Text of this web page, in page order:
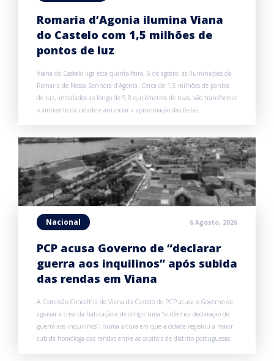
Romaria d’Agonia ilumina Viana
do Castelo com 1,5 milhões de
pontos de luz
Viana do Castelo liga esta quinta-feira, 6 de agosto, as iluminações da
Romaria de Nossa Senhora d’Agonia. Cerca de 1,5 milhões de pontos
de luz, instalados ao longo de 9,8 quilómetros de ruas, vão transformar
o ambiente da cidade e anunciar a aproximação das festas.
Nacional 6 Agosto, 2026
PCP acusa Governo de “declarar
guerra aos inquilinos” após subida
das rendas em Viana
A Comissão Concelhia de Viana do Castelo do PCP acusa o Governo de
agravar a crise da habitação e de dirigir uma “autêntica declaração de
guerra aos inquilinos”, numa altura em que a cidade registou a maior
subida homóloga das rendas entre as capitais de distrito portuguesas.